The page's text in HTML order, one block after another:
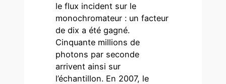
le flux incident sur le
monochromateur : un facteur
de dix a été gagné.
Cinquante millions de
photons par seconde
arrivent ainsi sur
l’échantillon. En 2007, le